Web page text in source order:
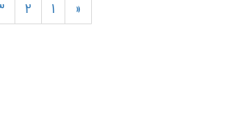
«
1
2